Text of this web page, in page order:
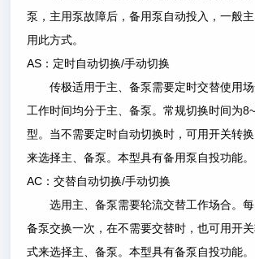
泵，主用泵故障后，备用泵自动投入，一般
用此方式。
AS ：定时自动切换/手动切换
传极适用于主、备泵需要定时交替使用场
工作时间均分于主、备泵。常规切换时间为
型。当不需要定时自动切换时，可用开关转
来选择主、备泵。本型具有备用泵自投功能。
AC ：交替自动切换/手动切换
选用主、备泵需要轮流交替工作场合。每
备泵交换一次，在不需要交替时，也可用开
式来选择主、备泵。本型具有备泵自投功能。